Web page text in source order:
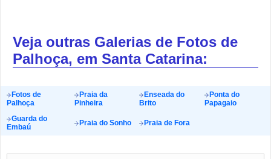
Veja outras Galerias de Fotos de
Palhoça, em Santa Catarina:
Fotos de
Palhoça
Praia da
Pinheira
Enseada do
Brito
Ponta do
Papagaio
Guarda do
Embaú
Praia do Sonho Praia de Fora